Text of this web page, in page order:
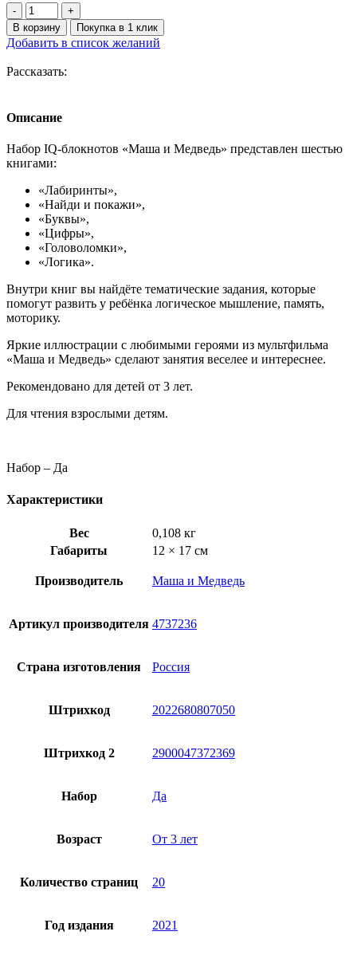
Количество
товара
IQ-
блокноты
6
20
12
×
см,
Маша
и
Медведь
В корзину Покупка в 1 клик
Добавить в список желаний
Рассказать:
Описание
Набор IQ-блокнотов «Маша и Медведь» представлен шестью
книгами:
«Лабиринты»,
«Найди и покажи»,
«Буквы»,
«Цифры»,
«Головоломки»,
«Логика».
Внутри книг вы найдёте тематические задания, которые
помогут развить у ребёнка логическое мышление, память,
моторику.
Яркие иллюстрации с любимыми героями из мультфильма
«Маша и Медведь» сделают занятия веселее и интереснее.
Рекомендовано для детей от 3 лет.
Для чтения взрослыми детям.
Набор – Да
Характеристики
Вес
0,108 кг
Габариты
12 × 17 см
Производитель Маша и Медведь
Артикул производителя 4737236
Страна изготовления Россия
Штрихкод 2022680807050
Штрихкод 2 2900047372369
Набор Да
Возраст От 3 лет
Количество страниц 20
Год издания 2021